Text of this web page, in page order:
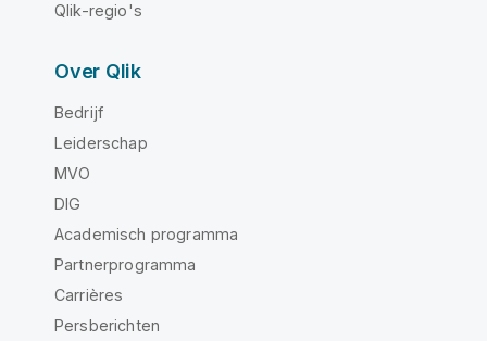
Qlik-regio's
Over Qlik
Bedrijf
Leiderschap
MVO
DIG
Academisch programma
Partnerprogramma
Carrières
Persberichten